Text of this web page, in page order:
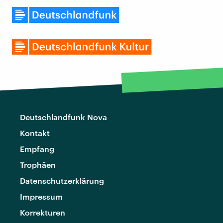
Deutschlandfunk Nova
Kontakt
Empfang
Trophäen
Datenschutzerklärung
Impressum
Korrekturen